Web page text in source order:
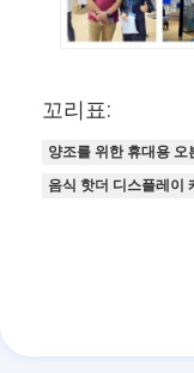
베이커리 교정기
랙 오븐
꼬리표:
양조를 위한 휴대용 오
음식 핫더 디스플레이